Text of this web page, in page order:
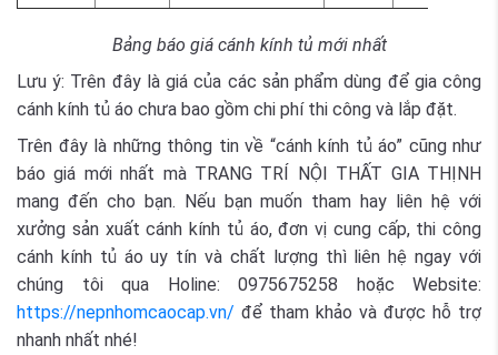
Bảng báo giá cánh kính tủ mới nhất
Lưu ý: Trên đây là giá của các sản phẩm dùng để gia công
cánh kính tủ áo chưa bao gồm chi phí thi công và lắp đặt.
Trên đây là những thông tin về “cánh kính tủ áo” cũng như
báo giá mới nhất mà TRANG TRÍ NỘI THẤT GIA THỊNH
mang đến cho bạn. Nếu bạn muốn tham hay liên hệ với
xưởng sản xuất cánh kính tủ áo,đơn vị cung cấp, thi công
cánh kính tủ áo uy tín và chất lượng thì liên hệ ngay với
chúng tôi qua Holine: 0975675258 hoặc Website:
https://nepnhomcaocap.vn/ để tham khảo và được hỗ trợ
nhanh nhất nhé!